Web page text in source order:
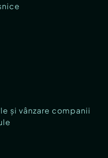
și vânzare companii